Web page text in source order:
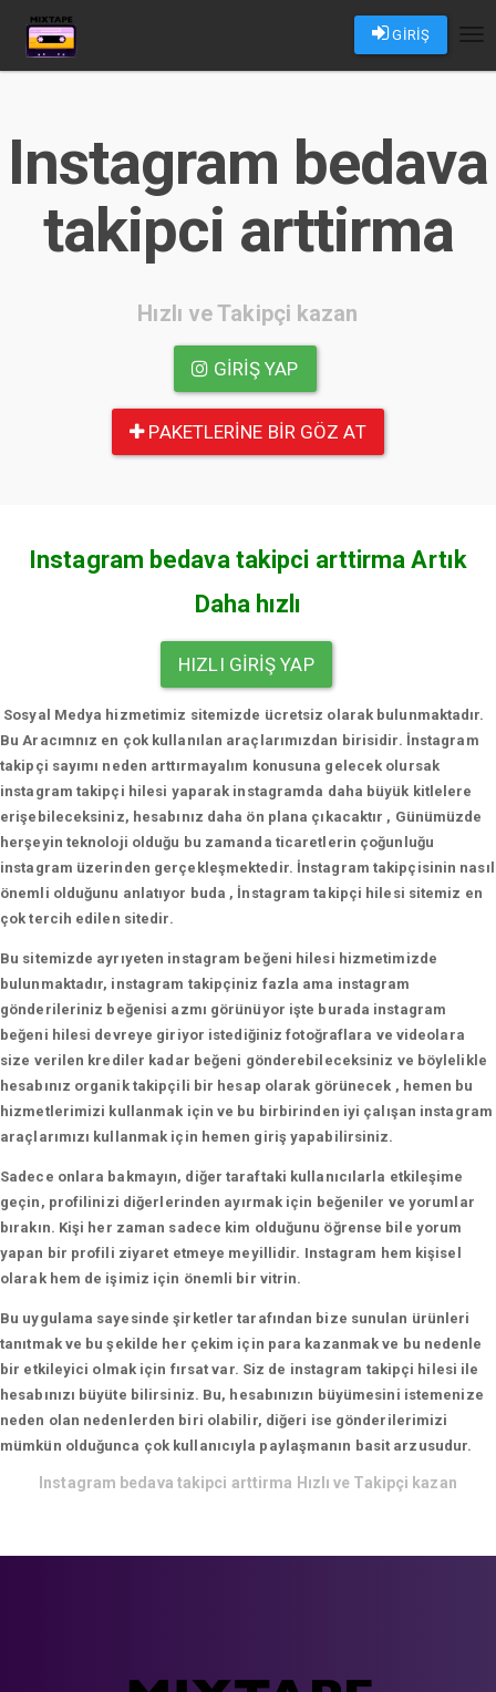
GİRİŞ
Instagram bedava
takipci arttirma
Hızlı ve Takipçi kazan
GIRIŞ YAP
PAKETLERINE BIR GÖZ AT
Instagram bedava takipci arttirma Artık
Daha hızlı
HIZLI GIRIŞ YAP
Sosyal Medya hizmetimiz sitemizde ücretsiz olarak bulunmaktadır.
Bu Aracımnız en çok kullanılan araçlarımızdan birisidir. İnstagram
takipçi sayımı neden arttırmayalım konusuna gelecek olursak
instagram takipçi hilesi yaparak instagramda daha büyük kitlelere
erişebileceksiniz, hesabınız daha ön plana çıkacaktır , Günümüzde
herşeyin teknoloji olduğu bu zamanda ticaretlerin çoğunluğu
instagram üzerinden gerçekleşmektedir. İnstagram takipçisinin nasıl
önemli olduğunu anlatıyor buda , İnstagram takipçi hilesi sitemiz en
çok tercih edilen sitedir.
Bu sitemizde ayrıyeten instagram beğeni hilesi hizmetimizde
bulunmaktadır, instagram takipçiniz fazla ama instagram
gönderileriniz beğenisi azmı görünüyor işte burada instagram
beğeni hilesi devreye giriyor istediğiniz fotoğraflara ve videolara
size verilen krediler kadar beğeni gönderebileceksiniz ve böylelikle
hesabınız organik takipçili bir hesap olarak görünecek , hemen bu
hizmetlerimizi kullanmak için ve bu birbirinden iyi çalışan instagram
araçlarımızı kullanmak için hemen giriş yapabilirsiniz.
Sadece onlara bakmayın, diğer taraftaki kullanıcılarla etkileşime
geçin, profilinizi diğerlerinden ayırmak için beğeniler ve yorumlar
bırakın. Kişi her zaman sadece kim olduğunu öğrense bile yorum
yapan bir profili ziyaret etmeye meyillidir. Instagram hem kişisel
olarak hem de işimiz için önemli bir vitrin.
Bu uygulama sayesinde şirketler tarafından bize sunulan ürünleri
tanıtmak ve bu şekilde her çekim için para kazanmak ve bu nedenle
bir etkileyici olmak için fırsat var. Siz de instagram takipçi hilesi ile
hesabınızı büyüte bilirsiniz. Bu, hesabınızın büyümesini istemenize
neden olan nedenlerden biri olabilir, diğeri ise gönderilerimizi
mümkün olduğunca çok kullanıcıyla paylaşmanın basit arzusudur.
Instagram bedava takipci arttirma Hızlı ve Takipçi kazan